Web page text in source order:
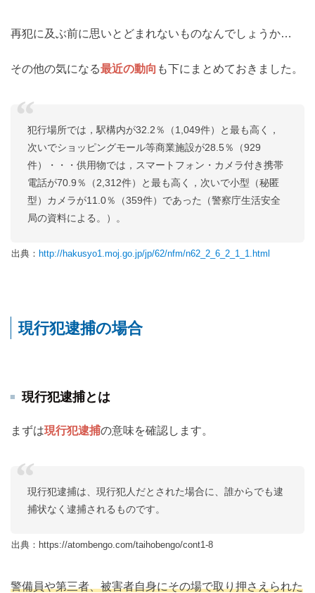
再犯に及ぶ前に思いとどまれないものなんでしょうか…
その他の気になる最近の動向 も下にまとめておきました。
犯行場所では，駅構内が32.2％（1,049件）と最も高く，
次いでショッピングモール等商業施設が28.5％（929
件）・・・供用物では，スマートフォン・カメラ付き携帯
電話が70.9％（2,312件）と最も高く，次いで小型（秘匿
型）カメラが11.0％（359件）であった（警察庁生活安全
局の資料による。）。
出典： http://hakusyo1.moj.go.jp/jp/62/nfm/n62_2_6_2_1_1.html
現行犯逮捕の場合
現行犯逮捕とは
まずは現行犯逮捕の意味を確認します。
現行犯逮捕は、現行犯人だとされた場合に、誰からでも逮
捕状なく逮捕されるものです。
出典：https://atombengo.com/taihobengo/cont1-8
警備員や第三者、被害者自身にその場で取り押さえられた